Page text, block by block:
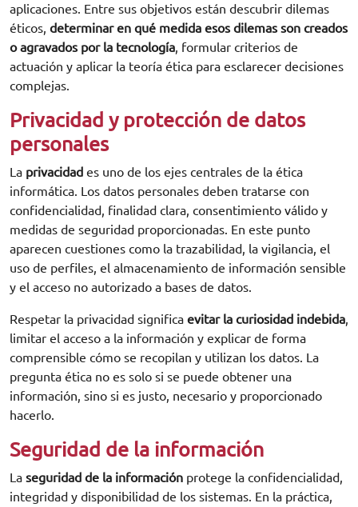
aplicaciones. Entre sus objetivos están descubrir dilemas
éticos, determinar en qué medida esos dilemas son creados
o agravados por la tecnología, formular criterios de
actuación y aplicar la teoría ética para esclarecer decisiones
complejas.
Privacidad y protección de datos
personales
La privacidad es uno de los ejes centrales de la ética
informática. Los datos personales deben tratarse con
confidencialidad, finalidad clara, consentimiento válido y
medidas de seguridad proporcionadas. En este punto
aparecen cuestiones como la trazabilidad, la vigilancia, el
uso de perfiles, el almacenamiento de información sensible
y el acceso no autorizado a bases de datos.
Respetar la privacidad significa evitar la curiosidad indebida,
limitar el acceso a la información y explicar de forma
comprensible cómo se recopilan y utilizan los datos. La
pregunta ética no es solo si se puede obtener una
información, sino si es justo, necesario y proporcionado
hacerlo.
Seguridad de la información
La seguridad de la información protege la confidencialidad,
integridad y disponibilidad de los sistemas. En la práctica,